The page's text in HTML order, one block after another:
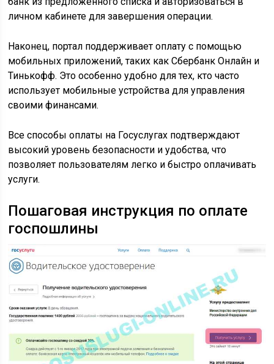
личном кабинете для завершения операции.
Наконец, портал поддерживает оплату с помощью
мобильных приложений, таких как Сбербанк Онлайн и
Тинькофф. Это особенно удобно для тех, кто часто
использует мобильные устройства для управления
своими финансами.
Все способы оплаты на Госуслугах подтверждают
высокий уровень безопасности и удобства, что
позволяет пользователям легко и быстро оплачивать
услуги.
Пошаговая инструкция по оплате
госпошлины